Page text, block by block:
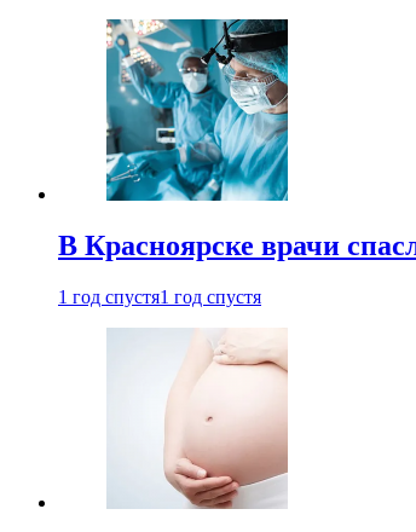
В Красноярске врачи
1 год спустя1 год спустя